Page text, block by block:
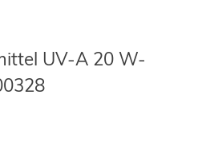
UV-A 20 W-